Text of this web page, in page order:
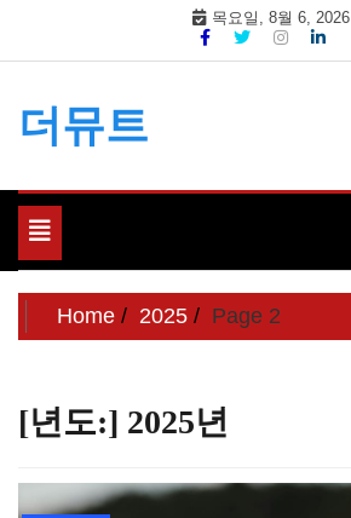
목요일, 8월 6, 2026
더뮤트
Toggle
navigation
Home 2025 Page 2
[년도:] 2025년